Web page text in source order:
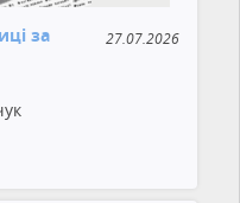
за
27.07.2026